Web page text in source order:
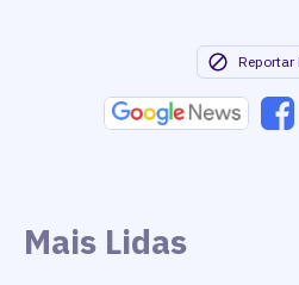
Reportar
Mais Lidas